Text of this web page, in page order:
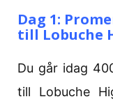
Dag 1:
till Lobuche
Du går idag
till Lobuche